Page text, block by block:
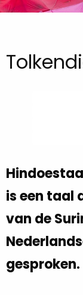
is een taal
van de
gesproken.